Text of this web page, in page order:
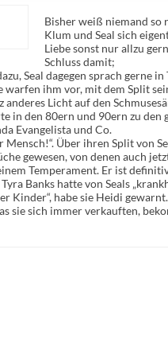
Bisher weiß niemand so
Klum und Seal sich
Liebe sonst nur allzu
Schluss damit;
Seal dagegen sprach gerne
ihm vor, mit dem Split
Licht auf den
in den 80ern und 90ern zu
Evangelista und Co.
Über ihren Split von
gewesen, von denen auch
Temperament. Er ist
Banks hatte von Seals
Kinder“, habe sie Heidi
sie sich immer verkauften,